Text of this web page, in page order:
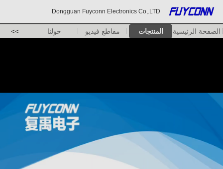
Dongguan Fuyconn Electronics Co,.LTD
الصفحة الرئيسية المنتجات مقاطع فيديو حولنا >>